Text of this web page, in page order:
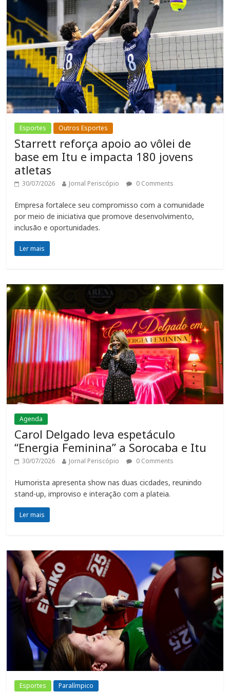
Esportes Outros Esportes
Starrett reforça apoio ao vôlei de
base em Itu e impacta 180 jovens
atletas
30/07/2026 Jornal Periscópio 0 Comments
Empresa fortalece seu compromisso com a comunidade
por meio de iniciativa que promove desenvolvimento,
inclusão e oportunidades.
Ler mais
Agenda
Carol Delgado leva espetáculo
“Energia Feminina” a Sorocaba e Itu
30/07/2026 Jornal Periscópio 0 Comments
Humorista apresenta show nas duas cicdades, reunindo
stand-up, improviso e interação com a plateia.
Ler mais
Esportes Paralímpico